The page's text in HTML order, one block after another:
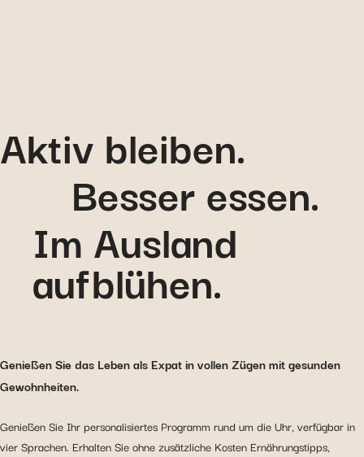
Aktiv bleiben.
Besser essen.
Im Ausland
aufblühen.
Genießen Sie das Leben als Expat in vollen Zügen mit gesunden
Gewohnheiten.
Genießen Sie Ihr personalisiertes Programm rund um die Uhr, verfügbar in
vier Sprachen. Erhalten Sie ohne zusätzliche Kosten Ernährungstipps,